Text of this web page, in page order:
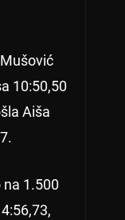
10:50,50
Aiša
1.500